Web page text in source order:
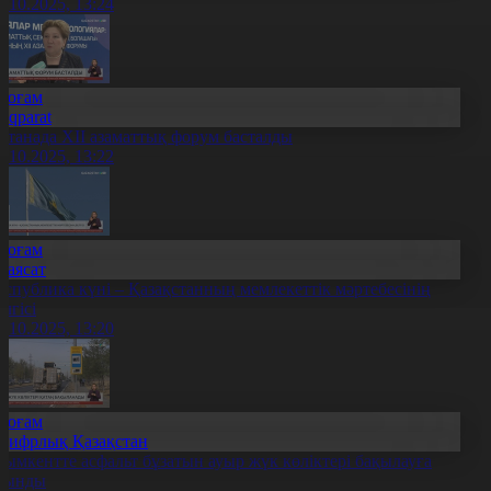
ХІІ азаматтық форум басталды
13:22
күні – Қазақстанның мемлекеттік мәртебесінің
13:20
Қазақстан
асфальт бұзатын ауыр жүк көліктері бақылауға